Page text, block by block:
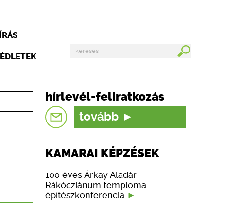
hírlevél-feliratkozás
tovább
KAMARAI KÉPZÉSEK
100 éves Árkay Aladár
Rákócziánum temploma
építészkonferencia